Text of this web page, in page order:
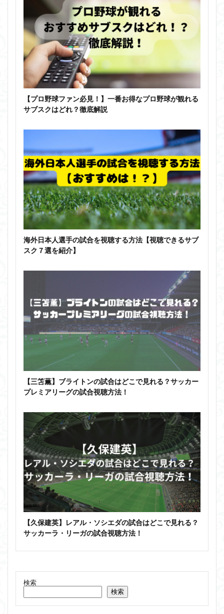
【プロ野球ファン必見！】一番お得なプロ野球が観れる
サブスクはどれ？徹底解説
海外日本人選手の試合を視聴する方法【視聴できるサブ
スク７選を紹介】
【三笘薫】ブライトンの試合はどこで見れる？サッカー
プレミアリーグの試合視聴方法！
【久保建英】レアル・ソシエダの試合はどこで見れる？
サッカーラ・リーガの試合視聴方法！
検索
検索